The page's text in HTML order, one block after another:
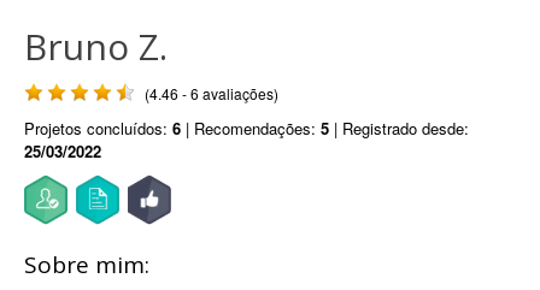
Bruno Z.
(4.46 - 6 avaliações)
Projetos concluídos: 6 | Recomendações: 5 | Registrado desde:
25/03/2022
Sobre mim: